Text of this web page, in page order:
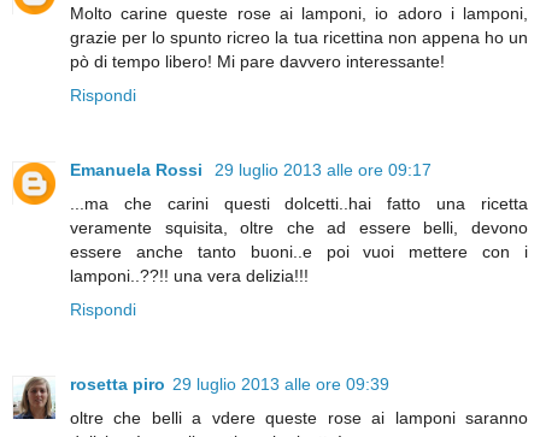
Molto carine queste rose ai lamponi, io adoro i lamponi,
grazie per lo spunto ricreo la tua ricettina non appena ho un
pò di tempo libero! Mi pare davvero interessante!
Rispondi
Emanuela Rossi
29 luglio 2013 alle ore 09:17
...ma che carini questi dolcetti..hai fatto una ricetta
veramente squisita, oltre che ad essere belli, devono
essere anche tanto buoni..e poi vuoi mettere con i
lamponi..??!! una vera delizia!!!
Rispondi
rosetta piro 29 luglio 2013 alle ore 09:39
oltre che belli a vdere queste rose ai lamponi saranno